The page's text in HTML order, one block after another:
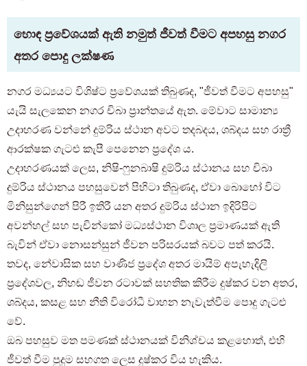
හොඳ ප්‍රවේශයක් ඇති නමුත් ජීවත් වීමට අපහසු නගර
අතර පොදු ලක්ෂණ
නගර මධ්‍යයට විශිෂ්ට ප්‍රවේශයක් තිබුණද, "ජීවත් වීමට අපහසු"
යැයි සැලකෙන නගර චිබා ප්‍රාන්තයේ ඇත. මේවාට සාමාන්‍ය
උදාහරණ වන්නේ දුම්රිය ස්ථාන අවට තදබදය, ශබ්දය සහ රාත්‍රී
ආරක්ෂක ගැටළු කැපී පෙනෙන ප්‍රදේශ ය.
උදාහරණයක් ලෙස, නිෂි-ෆුනබාෂි දුම්රිය ස්ථානය සහ චිබා
දුම්රිය ස්ථානය පහසුවෙන් පිහිටා තිබුණද, ඒවා බොහෝ විට
මිනිසුන්ගෙන් පිරී ඉතිරී යන අතර දුම්රිය ස්ථාන ඉදිරිපිට
අවන්හල් සහ පැචින්කෝ මධ්‍යස්ථාන විශාල ප්‍රමාණයක් ඇති
බැවින් ඒවා නොසන්සුන් ජීවන පරිසරයක් බවට පත් කරයි.
තවද, නේවාසික සහ වාණිජ ප්‍රදේශ අතර මායිම් අපැහැදිලි
ප්‍රදේශවල, නිහඬ ජීවන රටාවක් සහතික කිරීම දුෂ්කර වන අතර,
ශබ්දය, කසළ සහ නීති විරෝධී වාහන නැවැත්වීම පොදු ගැටළු
වේ.
ඔබ පහසුව මත පමණක් ස්ථානයක් විනිශ්චය කළහොත්, එහි
ජීවත් වීම පුදුම සහගත ලෙස දුෂ්කර විය හැකිය.